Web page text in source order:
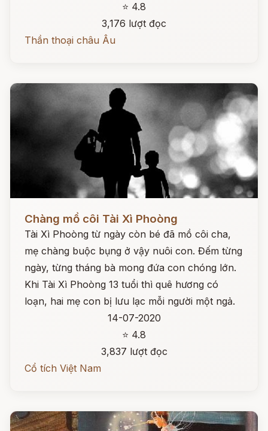
⭐ 4.8
3,176 lượt đọc
Thần thoại châu Âu
Chàng mồ côi Tài Xì Phoòng
Tài Xì Phoòng từ ngày còn bé đã mồ côi cha,
mẹ chàng buộc bụng ở vậy nuôi con. Đếm từng
ngày, từng tháng bà mong đứa con chóng lớn.
Khi Tài Xì Phoòng 13 tuổi thì quê hương có
loạn, hai mẹ con bị lưu lạc mỗi người một ngả.
14-07-2020
⭐ 4.8
3,837 lượt đọc
Cổ tích Việt Nam